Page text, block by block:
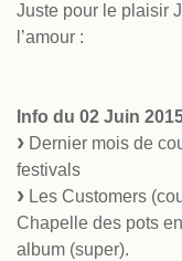
Juste pour le plaisir
l’amour :
Info du 02 Juin
Dernier mois de
festivals
Les Customers
Chapelle des pots
album (super).